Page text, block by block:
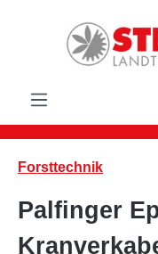
Zum Hauptinhalt springen
Forsttechnik
Palfinger